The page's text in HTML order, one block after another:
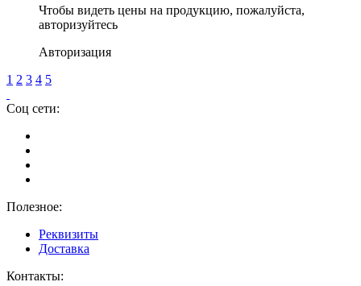
Чтобы видеть цены на продукцию, пожалуйста,
авторизуйтесь
Авторизация
1 2 3 4 5
Соц сети:
Полезное:
Реквизиты
Доставка
Контакты: